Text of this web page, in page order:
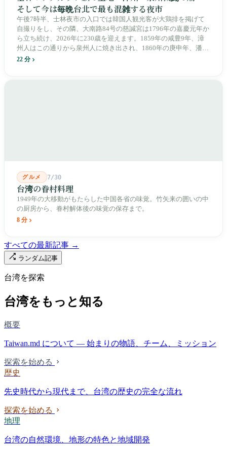
そして今は毎晩台北で最も混雑する夜市
午後7時半、士林夜市の入口では韓国人観光客が大鶏排を掲げて
自撮りをし、その隣、大南路84号の慈諴宮は1796年の嘉慶元年か
ら立ち続け、2026年に230歳を迎えます。1859年の咸豊9年、漳
州人はこの通りから泉州人に焼き出され、1860年の庚申年、潘永
清は下樹林に大東路・大南路・大西路・大北路という四本の整然
22 分
グルメ 7/30
台湾の眷村料理
1949年の大移動がもたらした中国各省の味覚。竹矢来の囲いの中
の厨房から、眷村解体後の味覚の保存まで。
8 分
すべての最新記事 →
ランダム記事
台湾を探索
台湾をもっと知る
概要
Taiwan.md について — 始まりの物語、チーム、ミッション
探索を始める
歴史
先史時代から現代まで、台湾の歴史の完全な流れ
探索を始める
地理
台湾の自然環境、地形の特色と地域開発